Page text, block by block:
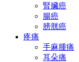
腎臟癌
腸癌
膀胱癌
疼痛
手麻腫痛
耳朵痛